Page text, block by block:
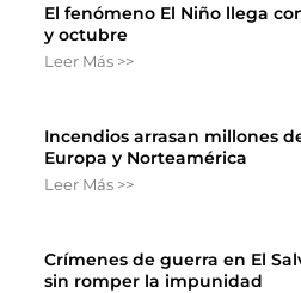
El fenómeno El Niño llega
y octubre
Leer Más >>
Incendios arrasan millones
Europa y Norteamérica
Leer Más >>
Crímenes de guerra en El
sin romper la impunidad